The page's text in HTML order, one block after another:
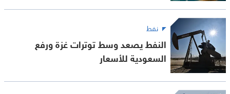
نفط
النفط يصعد وسط توترات غزة ورفع
السعودية للأسعار